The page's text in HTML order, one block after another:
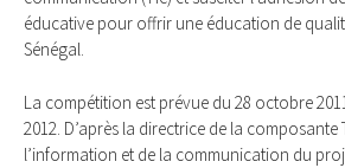
éducative pour offrir une éducation de
Sénégal.
La compétition est prévue du 28 octobre
2012. D’après la directrice de la
l’information et de la communication du